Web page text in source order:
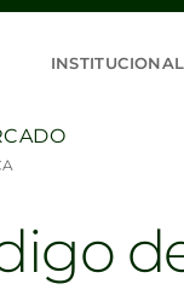
INSTITUCIONAL